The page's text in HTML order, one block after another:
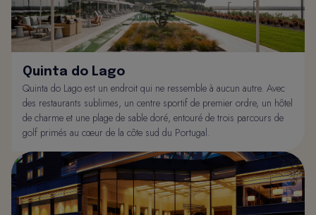
Quinta do Lago
Quinta do Lago est un endroit qui ne ressemble à aucun autre. Avec
des restaurants sublimes, un centre sportif de premier ordre, un hôtel
de charme et une plage de sable doré, entouré de trois parcours de
golf primés au cœur de la côte sud du Portugal.